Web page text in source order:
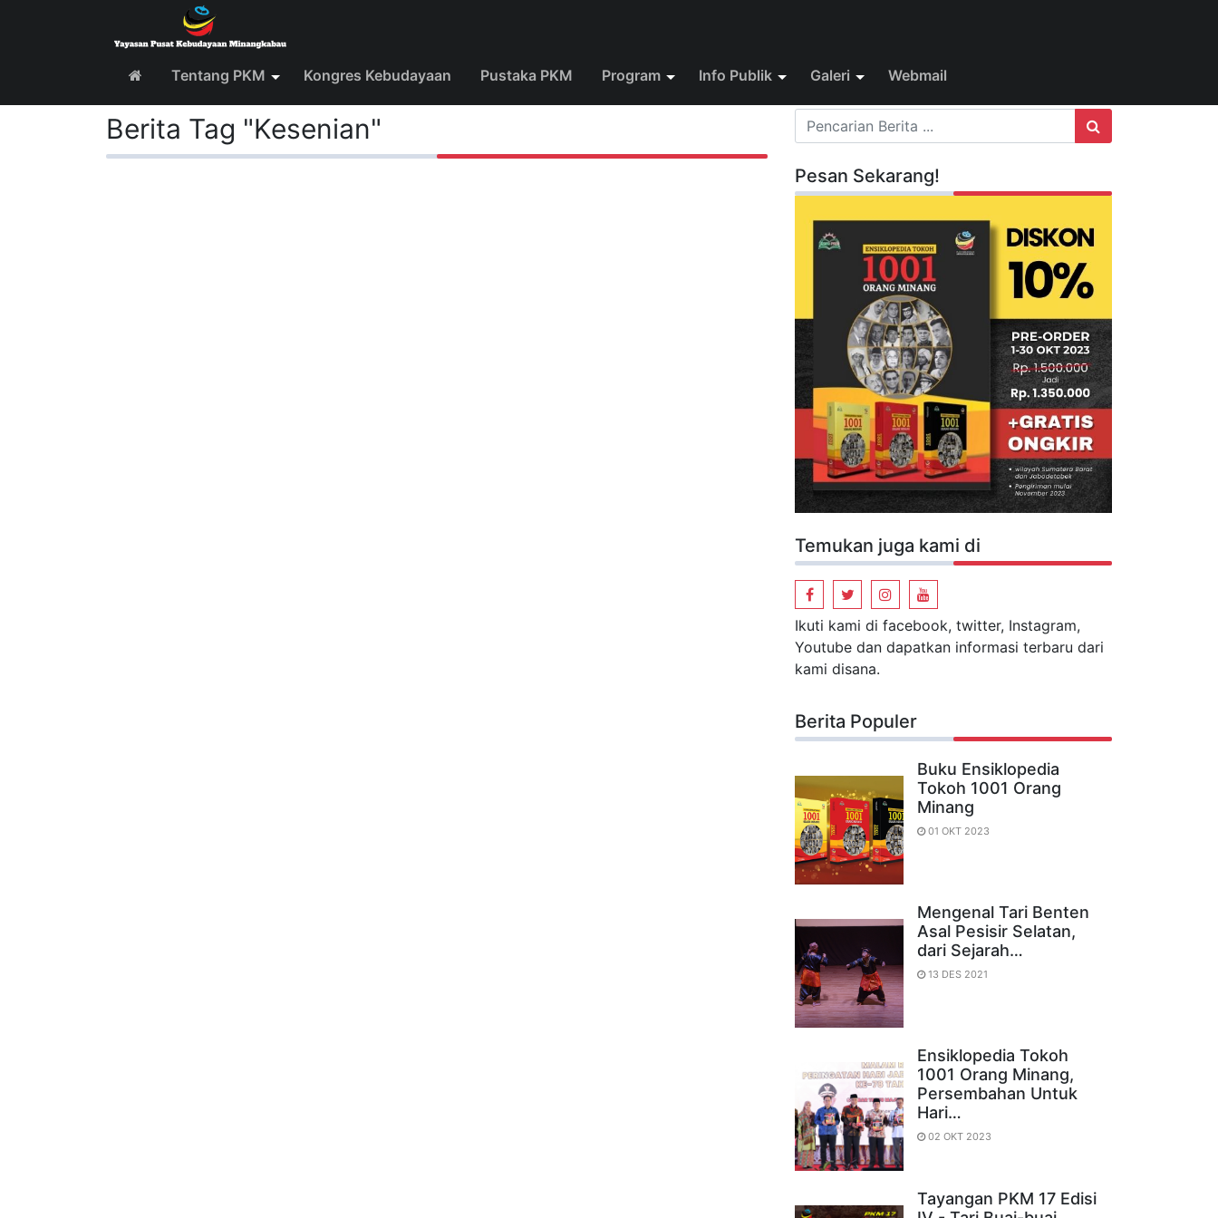
Tentang PKM Kongres Kebudayaan Pustaka PKM Program Info Publik Galeri Webmail
Berita Tag "Kesenian"
Pesan Sekarang!
Temukan juga kami di
Ikuti kami di facebook, twitter, Instagram,
Youtube dan dapatkan informasi terbaru dari
kami disana.
Berita Populer
Buku Ensiklopedia
Tokoh 1001 Orang
Minang
01 OKT 2023
Mengenal Tari Benten
Asal Pesisir Selatan,
dari Sejarah…
13 DES 2021
Ensiklopedia Tokoh
1001 Orang Minang,
Persembahan Untuk
Hari…
02 OKT 2023
Tayangan PKM 17 Edisi